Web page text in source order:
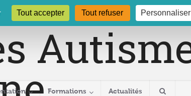
cra@crabourgogne.org 03 80 29 54 19
Formations Actualités
Tout accepter Tout refuser Personnaliser